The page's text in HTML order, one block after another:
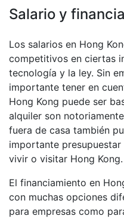
Salario y
Los salarios en Hong
competitivos en ciertas
tecnología y la ley. Sin
importante tener en
Hong Kong puede ser
alquiler son
fuera de casa también
importante
vivir o visitar Hong Kong.
El financiamiento en
con muchas opciones
para empresas como